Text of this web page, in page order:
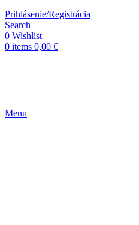
Prihlásenie/Registrácia
Search
0 Wishlist
0 items 0,00 €
Menu